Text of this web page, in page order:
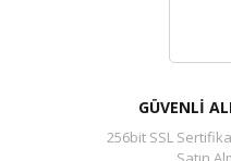
GÜVENLİ
256bit SSL